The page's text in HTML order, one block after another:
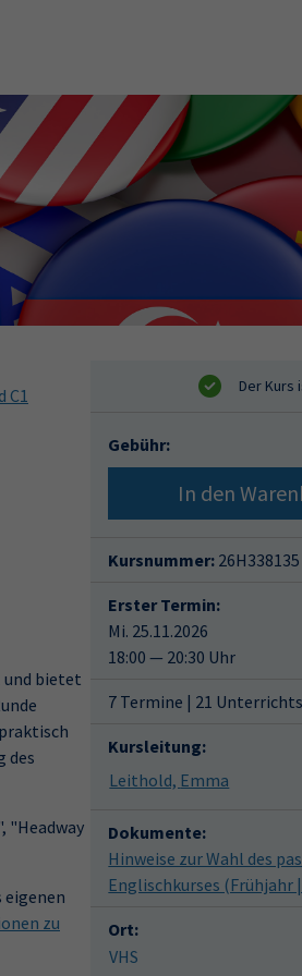
C1
und bietet
des
"Headway
eigenen
zu
Gebühr:
In den
Kursnummer: 26H338135
Erster Termin:
Mi. 25.11.2026
18:00 — 20:30 Uhr
7 Termine | 21
Kursleitung:
Leithold, Emma
Dokumente:
Hinweise zur Wahl des
Englischkurses (Frühjahr
Ort:
VHS